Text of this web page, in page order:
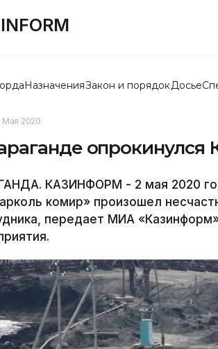
НазначенияЗакон и порядок Досье
Мая 2020
опрокинулся
КАЗИНФОРМ - 2 мая 2020
комир» произошел
передает МИА